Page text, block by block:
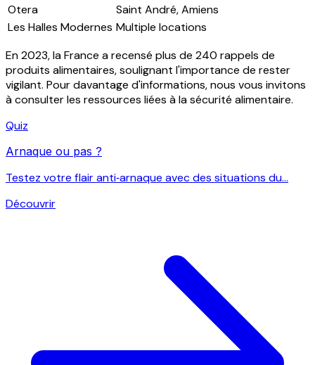
Otera
Saint André, Amiens
Les Halles Modernes Multiple locations
En 2023, la France a recensé plus de 240 rappels de
produits alimentaires, soulignant l'importance de rester
vigilant. Pour davantage d'informations, nous vous invitons
à consulter les ressources liées à la sécurité alimentaire.
Quiz
Arnaque ou pas ?
Testez votre flair anti‑arnaque avec des situations du...
Découvrir